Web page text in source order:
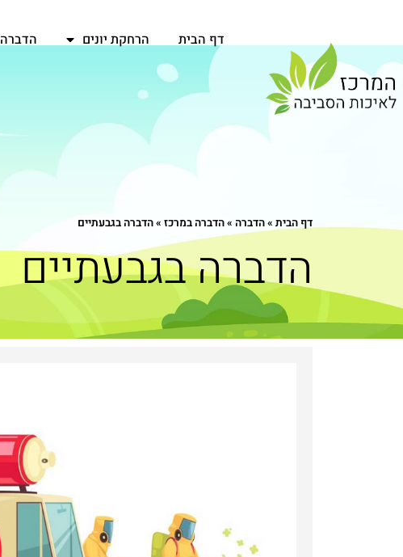
דף הבית הרחקת יונים הדברה
דף הבית »הדברה »הדברה במרכז »הדברה בגבעתיים
הדברה בגבעתיים